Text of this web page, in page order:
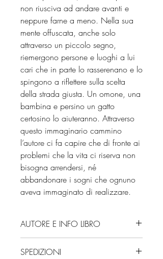
non riusciva ad andare avanti e
neppure farne a meno. Nella sua
mente offuscata, anche solo
attraverso un piccolo segno,
riemergono persone e luoghi a lui
cari che in parte lo rasserenano e lo
spingono a riflettere sulla scelta
della strada giusta. Un omone, una
bambina e persino un gatto
certosino lo aiuteranno. Attraverso
questo immaginario cammino
l’autore ci fa capire che di fronte ai
problemi che la vita ci riserva non
bisogna arrendersi, né
abbandonare i sogni che ognuno
aveva immaginato di realizzare.
AUTORE E INFO LIBRO
Editore: Maglio Editore
SPEDIZIONI